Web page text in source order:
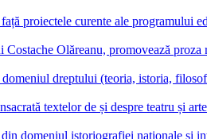
proiectele curente ale
Olăreanu, promovează
dreptului (teoria, istoria,
textelor de și despre teatru și
din domeniul istoriografiei naţionale